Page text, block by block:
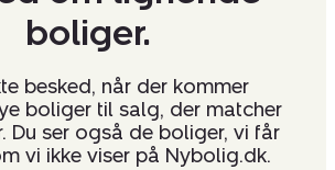
boliger.
besked, når der kommer
boliger til salg, der matcher
Du ser også de boliger, vi får
vi ikke viser på Nybolig.dk.